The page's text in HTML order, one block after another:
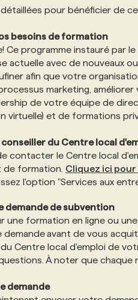
pour bénéficier de
besoins de formation
Ce programme instauré par
actuelle avec de nouveaux
afin que votre
marketing,
de votre équipe de
virtuelle) et de formations
du Centre local
contacter le Centre local
formation. Cliquez ici
l'option "Services aux
demande de subvention
une formation en ligne ou
demandeavant de vous
Centre local d'emploi de
À noter que
demande